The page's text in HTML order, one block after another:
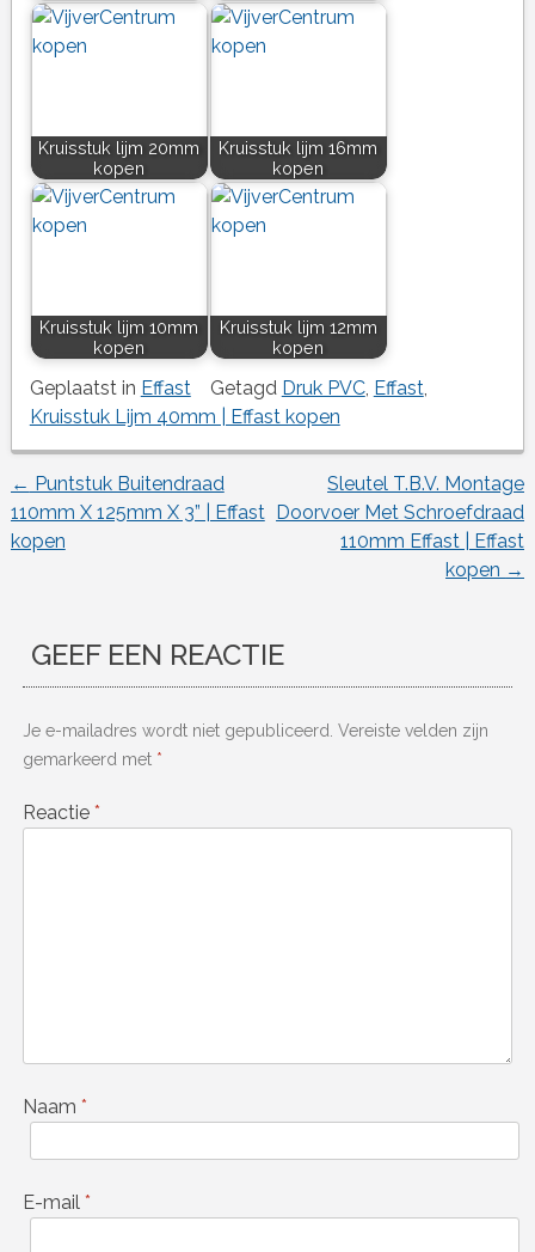
Kruisstuk lijm 20mm
kopen
Kruisstuk lijm 16mm
kopen
Kruisstuk lijm 10mm
kopen
Kruisstuk lijm 12mm
kopen
Geplaatst in Effast Getagd Druk PVC, Effast,
Kruisstuk Lijm 40mm | Effast kopen
Berichtnavigatie
← Puntstuk Buitendraad
110mm X 125mm X 3” | Effast
kopen
Sleutel T.B.V. Montage
Doorvoer Met Schroefdraad
110mm Effast | Effast
kopen →
GEEF EEN REACTIE
Je e-mailadres wordt niet gepubliceerd. Vereiste velden zijn
gemarkeerd met *
Reactie *
Naam *
E-mail *